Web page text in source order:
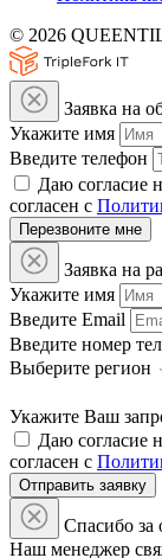
© 2026
Заявка на
Укажите имя
Введите телефон
Даю согласие
согласен с
Перезвоните мне
Заявка на
Укажите имя
Введите Email
Введите номер
Выберите регион
Укажите Ваш
Даю согласие
согласен с
Отправить заявку
Спасибо за
Наш менеджер